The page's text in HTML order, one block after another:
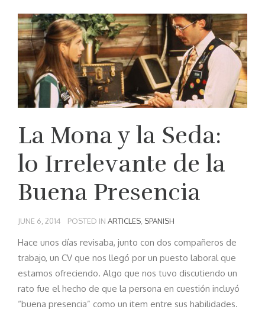
La Mona y la Seda:
lo Irrelevante de la
Buena Presencia
JUNE 6, 2014 POSTED IN ARTICLES, SPANISH
Hace unos días revisaba, junto con dos compañeros de
trabajo, un CV que nos llegó por un puesto laboral que
estamos ofreciendo. Algo que nos tuvo discutiendo un
rato fue el hecho de que la persona en cuestión incluyó
“buena presencia” como un item entre sus habilidades.